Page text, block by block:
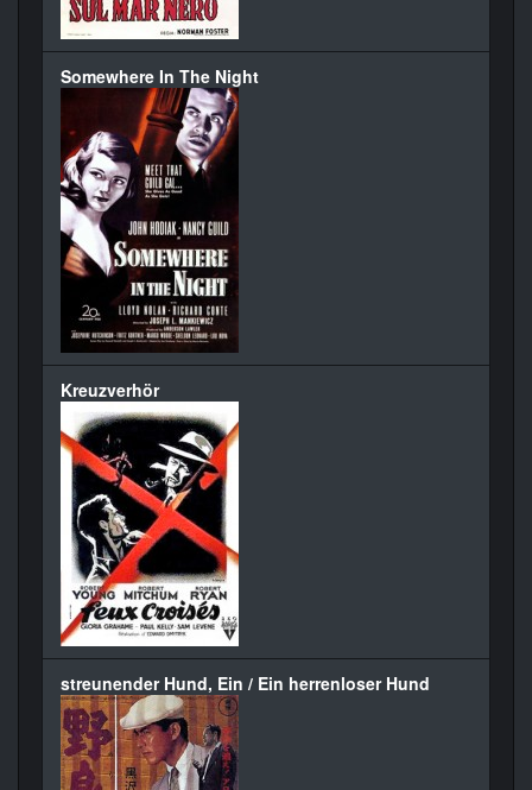
Somewhere In The Night
Kreuzverhör
streunender Hund, Ein / Ein herrenloser Hund